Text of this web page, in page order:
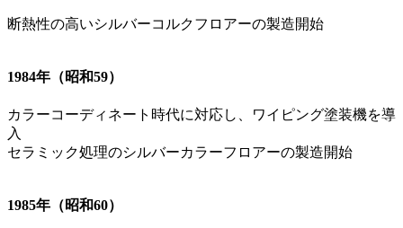
断熱性の高いシルバーコルクフロアーの製造開始
1984年（昭和59）
カラーコーディネート時代に対応し、ワイピング塗装機を導
入
セラミック処理のシルバーカラーフロアーの製造開始
1985年（昭和60）